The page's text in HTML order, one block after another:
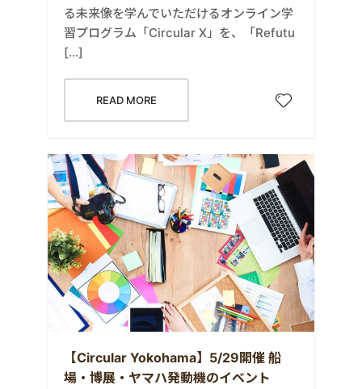
る未来像を学んでいただけるオンライン学
習プログラム「Circular X」を、「Refutu
[…]
READ MORE
【Circular Yokohama】5/29開催 船
場・博展・ヤマハ発動機のイベント